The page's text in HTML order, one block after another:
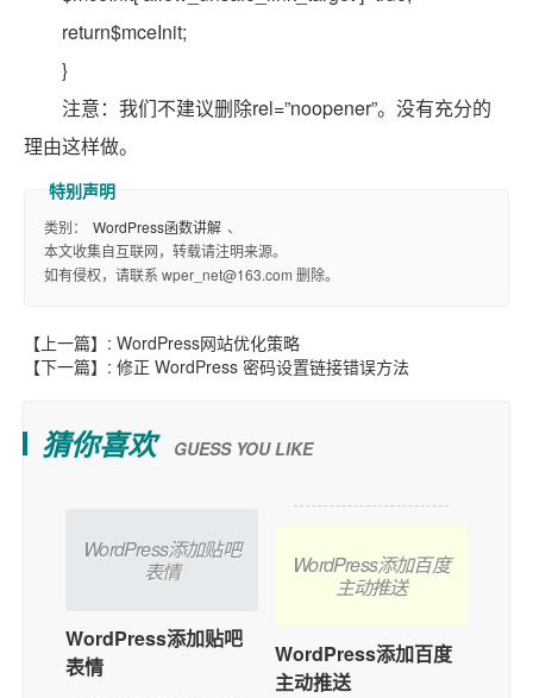
return$mceInit;
}
注意：我们不建议删除rel=”noopener”。没有充分的
理由这样做。
类别： WordPress函数讲解 、
本文收集自互联网，转载请注明来源。
如有侵权，请联系 wper_net@163.com 删除。
【上一篇】: WordPress网站优化策略
【下一篇】: 修正 WordPress 密码设置链接错误方法
猜你喜欢 GUESS YOU LIKE
WordPress添加贴吧
表情
WordPress添加贴吧
表情
WordPress添加百度
主动推送
WordPress添加百度
主动推送